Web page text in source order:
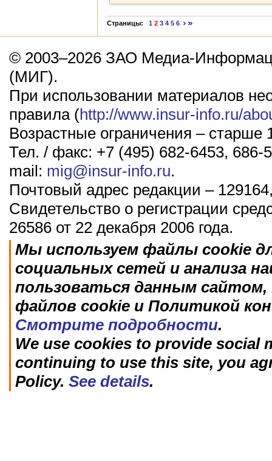
Страницы: 1 2 3 4 5 6
© 2003–2026 ЗАО Медиа-
(МИГ).
При использовании материалов
правила (http://www.insur-info.ru/
Возрастные ограничения – старше
Тел. / факс: +7 (495) 682-6453, 686-
mail: mig@insur-info.ru.
Почтовый адрес редакции –
Свидетельство о регистрации
26586 от 22 декабря 2006 года.
Мы используем файлы cookie
социальных сетей и анализа
пользоваться данным
файлов cookie и Политикой
Смотрите подробности.
We use cookies to provide social
continuing to use this site, you
Policy. See details.